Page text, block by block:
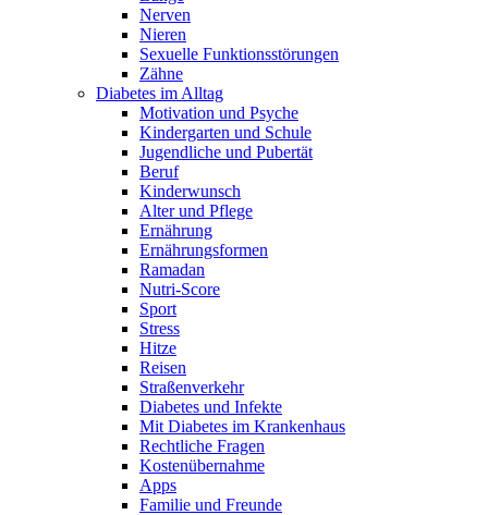
Nerven
Nieren
Sexuelle Funktionsstörungen
Zähne
Diabetes im Alltag
Motivation und Psyche
Kindergarten und Schule
Jugendliche und Pubertät
Beruf
Kinderwunsch
Alter und Pflege
Ernährung
Ernährungsformen
Ramadan
Nutri-Score
Sport
Stress
Hitze
Reisen
Straßenverkehr
Diabetes und Infekte
Mit Diabetes im Krankenhaus
Rechtliche Fragen
Kostenübernahme
Apps
Familie und Freunde